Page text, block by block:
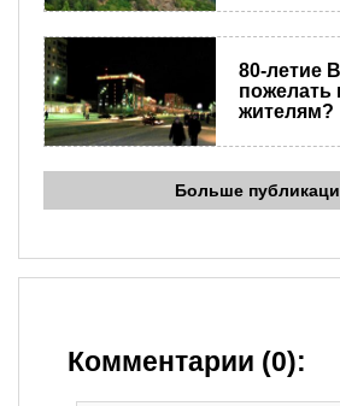
80-летие
пожелать
жителям?
Больше
Комментарии (0):